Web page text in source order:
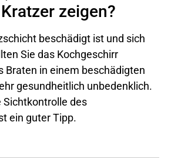
zeigen?
beschädigt ist und sich
Sie das Kochgeschirr
Braten in einem beschädigten
gesundheitlich unbedenklich.
Sichtkontrolle des
ein guter Tipp.